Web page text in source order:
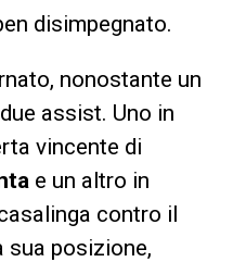
disimpegnato.
nonostante un
assist. Uno in
vincente di
e un altro in
contro il
sua posizione,